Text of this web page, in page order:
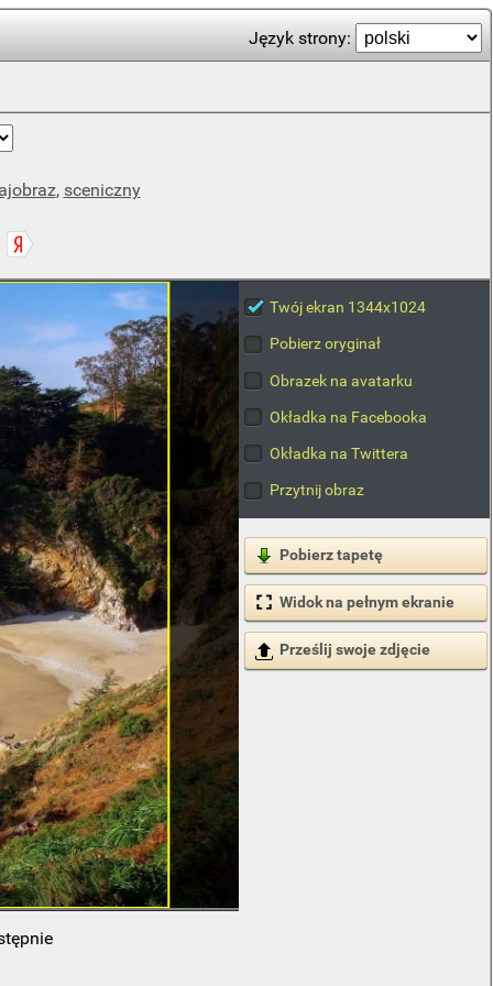
Język strony:
, sceniczny
Twój ekran 1344x1024
Pobierz oryginał
Obrazek na avatarku
Okładka na Facebooka
Okładka na Twittera
Przytnij obraz
Pobierz tapetę
Widok na pełnym ekranie
Prześlij swoje zdjęcie